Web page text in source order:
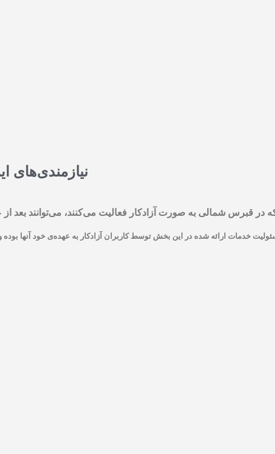
نیازمندی‌های
که در قبرس شمالی به صورت آزادکار فعالیت می‌کنند، می‌توانند بعد
خدمات ارائه شده در این بخش توسط کاربران آزادکار به عهده‌ی خود آنها